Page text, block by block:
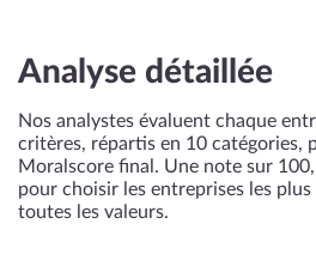
Analyse détaillée
Nos analystes évaluent chaque
critères, répartis en 10 catégories,
Moralscore final. Une note sur
pour choisir les entreprises les plus
toutes les valeurs.